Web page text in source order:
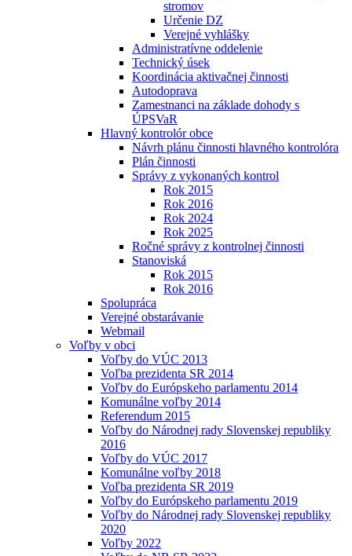
stromov
Určenie DZ
Verejné vyhlášky
Administratívne oddelenie
Technický úsek
Koordinácia aktivačnej činnosti
Autodoprava
Zamestnanci na základe dohody s
ÚPSVaR
Hlavný kontrolór obce
Návrh plánu činnosti hlavného kontrolóra
Plán činnosti
Správy z vykonaných kontrol
Rok 2015
Rok 2016
Rok 2024
Rok 2025
Ročné správy z kontrolnej činnosti
Stanoviská
Rok 2015
Rok 2016
Spolupráca
Verejné obstarávanie
Webmail
Voľby v obci
Voľby do VÚC 2013
Voľba prezidenta SR 2014
Voľby do Európskeho parlamentu 2014
Komunálne voľby 2014
Referendum 2015
Voľby do Národnej rady Slovenskej republiky
2016
Voľby do VÚC 2017
Komunálne voľby 2018
Voľba prezidenta SR 2019
Voľby do Európskeho parlamentu 2019
Voľby do Národnej rady Slovenskej republiky
2020
Voľby 2022